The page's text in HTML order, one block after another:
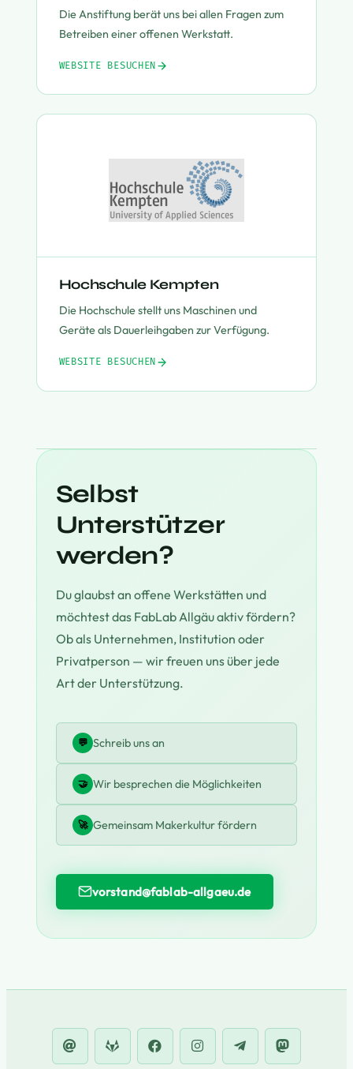
Die Anstiftung berät uns bei allen Fragen zum
Betreiben einer offenen Werkstatt.
WEBSITE BESUCHEN
Hochschule Kempten
Die Hochschule stellt uns Maschinen und
Geräte als Dauerleihgaben zur Verfügung.
WEBSITE BESUCHEN
Selbst
Unterstützer
werden?
Du glaubst an offene Werkstätten und
möchtest das FabLab Allgäu aktiv fördern?
Ob als Unternehmen, Institution oder
Privatperson — wir freuen uns über jede
Art der Unterstützung.
💬 Schreib uns an
🤝 Wir besprechen die Möglichkeiten
🚀 Gemeinsam Makerkultur fördern
vorstand@fablab-allgaeu.de